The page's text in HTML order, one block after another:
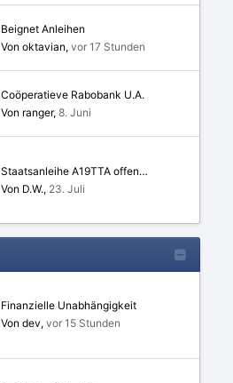
Beignet Anleihen
Von oktavian vor 17 Stunden
Coöperatieve Rabobank U.A.
Von ranger 8. Juni
Staatsanleihe A19TTA offen…
Von D.W. 23. Juli
Finanzielle Unabhängigkeit
Von dev vor 15 Stunden